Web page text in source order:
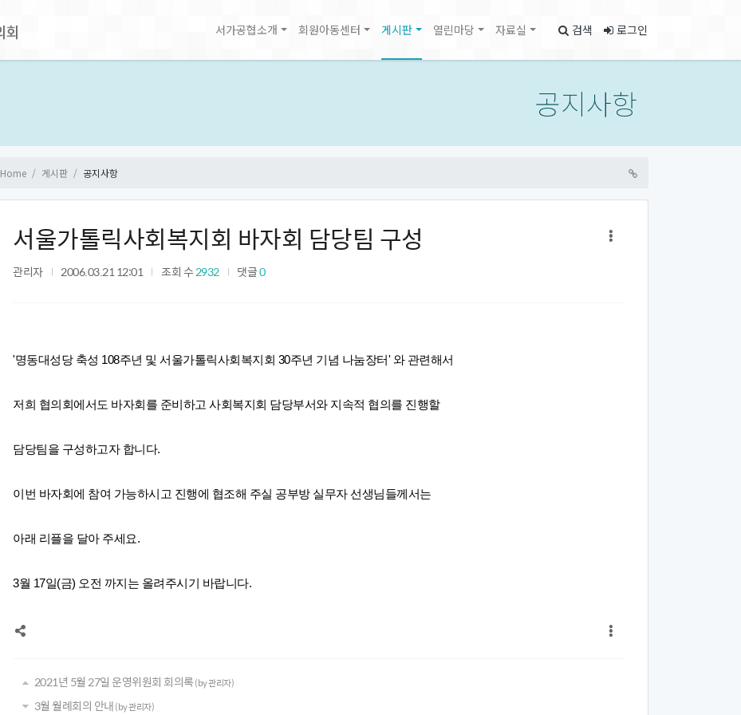
서가공협소개 회원아동센터 게시판 열린마당 자료실 검색 로그인
공지사항
Home 게시판 공지사항
서울가톨릭사회복지회 바자회 담당팀 구성
관리자 2006.03.21 12:01 조회 수2932 댓글0
'명동대성당 축성 108주년 및 서울가톨릭사회복지회 30주년 기념 나눔장터' 와 관련해서
저희 협의회에서도 바자회를 준비하고 사회복지회 담당부서와 지속적 협의를 진행할
담당팀을 구성하고자 합니다.
이번 바자회에 참여 가능하시고 진행에 협조해 주실 공부방 실무자 선생님들께서는
아래 리플을 달아 주세요.
3월 17일(금) 오전 까지는 올려주시기 바랍니다.
2021년 5월 27일 운영위원회 회의록(by 관리자)
3월 월례회의 안내(by 관리자)